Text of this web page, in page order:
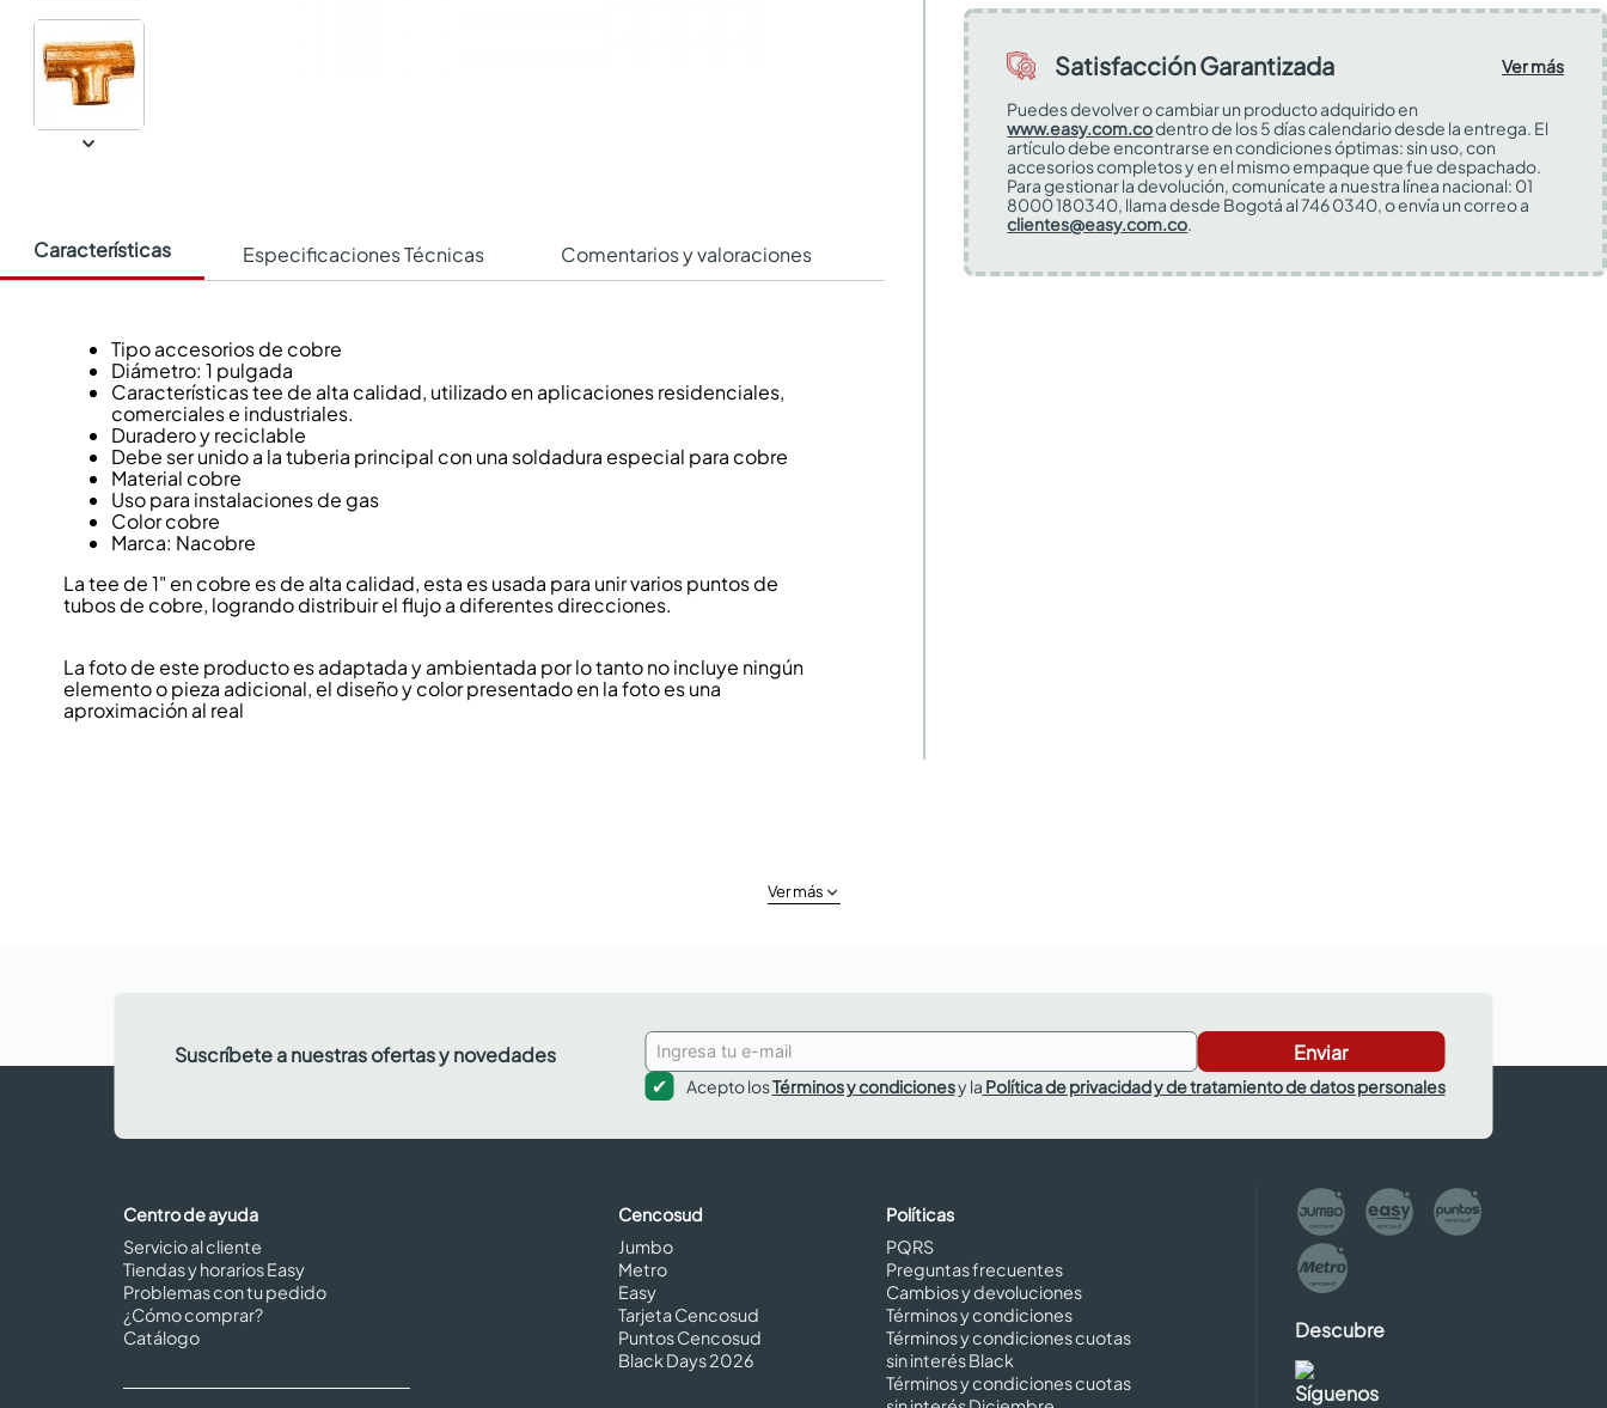
Características Especificaciones Técnicas Comentarios y valoraciones
Tipo accesorios de cobre
Diámetro: 1 pulgada
Características tee de alta calidad, utilizado en aplicaciones residenciales,
comerciales e industriales.
Duradero y reciclable
Debe ser unido a la tuberia principal con una soldadura especial para cobre
Material cobre
Uso para instalaciones de gas
Color cobre
Marca: Nacobre
La tee de 1" en cobre es de alta calidad, esta es usada para unir varios puntos de
tubos de cobre, logrando distribuir el flujo a diferentes direcciones.
La foto de este producto es adaptada y ambientada por lo tanto no incluye ningún
elemento o pieza adicional, el diseño y color presentado en la foto es una
aproximación al real
Satisfacción Garantizada
Ver más
Puedes devolver o cambiar un producto adquirido en
www.easy.com.codentro de los 5 días calendario desde la entrega. El
artículo debe encontrarse en condiciones óptimas: sin uso, con
accesorios completos y en el mismo empaque que fue despachado.
Para gestionar la devolución, comunícate a nuestra línea nacional: 01
8000 180340, llama desde Bogotá al 746 0340, o envía un correo a
clientes@easy.com.co.
Ver más
Suscríbete a nuestras ofertas y novedades Enviar
Acepto losTérminos y condicionesy la Política de privacidad y de tratamiento de datos personales
Centro de ayuda
Servicio al cliente
Tiendas y horarios Easy
Problemas con tu pedido
¿Cómo comprar?
Catálogo
Cencosud
Jumbo
Metro
Easy
Tarjeta Cencosud
Puntos Cencosud
Black Days 2026
Políticas
PQRS
Preguntas frecuentes
Cambios y devoluciones
Términos y condiciones
Términos y condiciones cuotas
sin interés Black
Términos y condiciones cuotas
Descubre
Síguenos